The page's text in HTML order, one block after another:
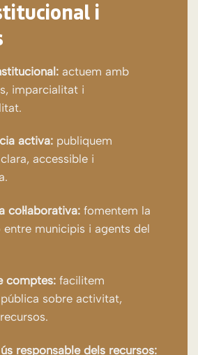
i
actuem amb
imparcialitat i
activa:publiquem
accessible i
col·laborativa:fomentem la
municipis i agents del
comptes:facilitem
sobre activitat,
responsable dels recursos: